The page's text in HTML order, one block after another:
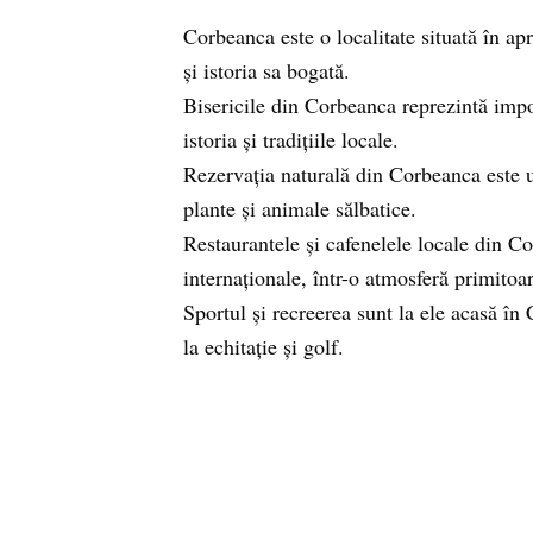
Corbeanca este o localitate situată în
și istoria sa bogată.
Bisericile din Corbeanca reprezintă
istoria și tradițiile locale.
Rezervația naturală din Corbeanca
plante și animale sălbatice.
Restaurantele și cafenelele locale din
internaționale, într-o atmosferă
Sportul și recreerea sunt la ele acasă
la echitație și golf.